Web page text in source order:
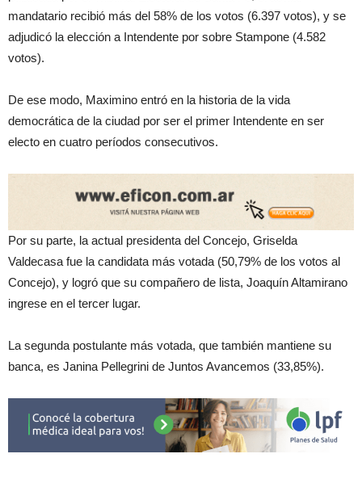
mandatario recibió más del 58% de los votos (6.397 votos), y se
adjudicó la elección a Intendente por sobre Stampone (4.582
votos).
De ese modo, Maximino entró en la historia de la vida
democrática de la ciudad por ser el primer Intendente en ser
electo en cuatro períodos consecutivos.
Por su parte, la actual presidenta del Concejo, Griselda
Valdecasa fue la candidata más votada (50,79% de los votos al
Concejo), y logró que su compañero de lista, Joaquín Altamirano
ingrese en el tercer lugar.
La segunda postulante más votada, que también mantiene su
banca, es Janina Pellegrini de Juntos Avancemos (33,85%).